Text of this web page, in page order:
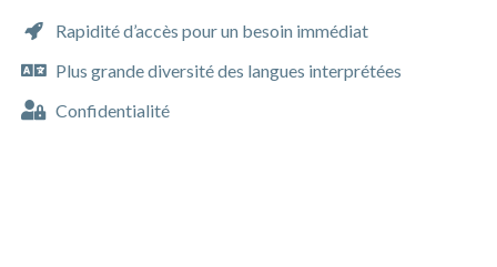
Rapidité d’accès pour un besoin immédiat
Plus grande diversité des langues interprétées
Confidentialité